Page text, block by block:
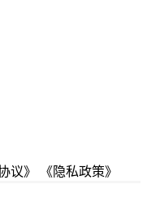
议》
《隐私政策》